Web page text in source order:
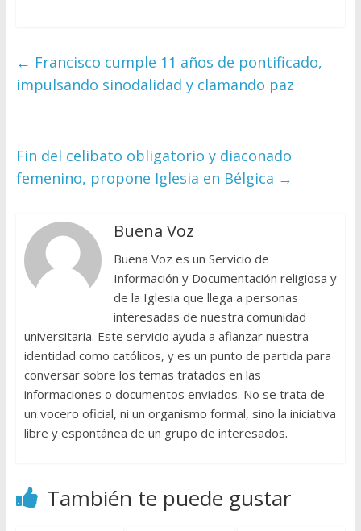
← Francisco cumple 11 años de pontificado,
impulsando sinodalidad y clamando paz
Fin del celibato obligatorio y diaconado
femenino, propone Iglesia en Bélgica →
Buena Voz
Buena Voz es un Servicio de
Información y Documentación religiosa y
de la Iglesia que llega a personas
interesadas de nuestra comunidad
universitaria. Este servicio ayuda a afianzar nuestra
identidad como católicos, y es un punto de partida para
conversar sobre los temas tratados en las
informaciones o documentos enviados. No se trata de
un vocero oficial, ni un organismo formal, sino la iniciativa
libre y espontánea de un grupo de interesados.
También te puede gustar